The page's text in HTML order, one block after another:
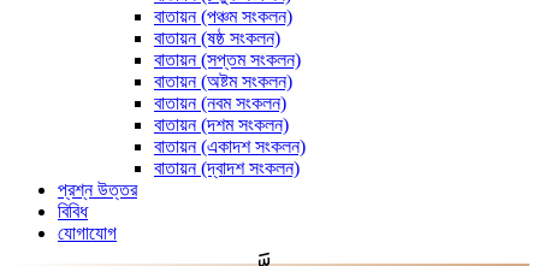
বাতায়ন (পঞ্চম সংকলন)
বাতায়ন (ষষ্ঠ সংকলন)
বাতায়ন (সপ্তম সংকলন)
বাতায়ন (অষ্টম সংকলন)
বাতায়ন (নবম সংকলন)
বাতায়ন (দশম সংকলন)
বাতায়ন (একাদশ সংকলন)
বাতায়ন (দ্বাদশ সংকলন)
প্রশ্ন উত্তর
বিবিধ
যোগাযোগ